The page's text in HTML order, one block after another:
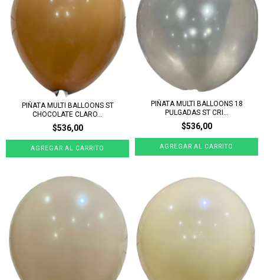
PIÑATA MULTI BALLOONS ST
CHOCOLATE CLARO...
$536,00
PIÑATA MULTI BALLOONS 18
PULGADAS ST CRI...
$536,00